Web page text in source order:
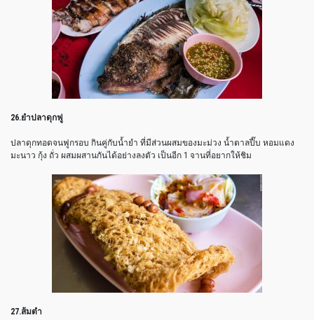
26.ยำปลาดุกฟู
ปลาดุกทอดจนฟูกรอบ กินคู่กับน้ำยำ ที่มีส่วนผสมของมะม่วง น้ำตาลปี๊บ หอมแดง
มะนาว กุ้ง ถั่ว ผสมผสานกันได้อย่างลงตัว เป็นอีก 1 จานที่อยากให้ชิม
27.ส้มตำ